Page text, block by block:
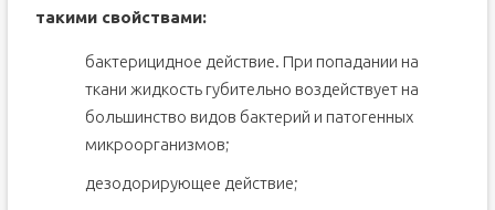
такими свойствами:
бактерицидное действие. При попадании на
ткани жидкость губительно воздействует на
большинство видов бактерий и патогенных
микроорганизмов;
дезодорирующее действие;